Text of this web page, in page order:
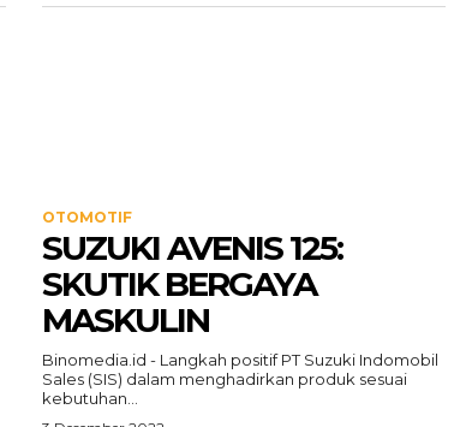
OTOMOTIF
SUZUKI AVENIS 125:
SKUTIK BERGAYA
MASKULIN
Binomedia.id - Langkah positif PT Suzuki Indomobil
Sales (SIS) dalam menghadirkan produk sesuai
kebutuhan...